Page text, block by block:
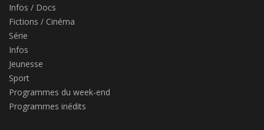
Infos / Docs
Fictions / Cinéma
Série
Infos
Jeunesse
Sport
Programmes du week-end
Programmes inédits